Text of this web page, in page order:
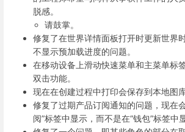
脱感。
请鼓掌。
修复了在世界详情面板打开时更新世界
不显示预加载进度的问题。
在移动设备上滑动快速菜单和主菜单标
双击功能。
现在在创建过程中打印会保存到本地图库
修复了过期产品订阅通知的问题，现在
阅”标签中显示，而不是在“钱包”标签中